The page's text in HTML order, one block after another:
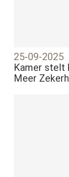
25-09-2025
Kamer stelt
Meer